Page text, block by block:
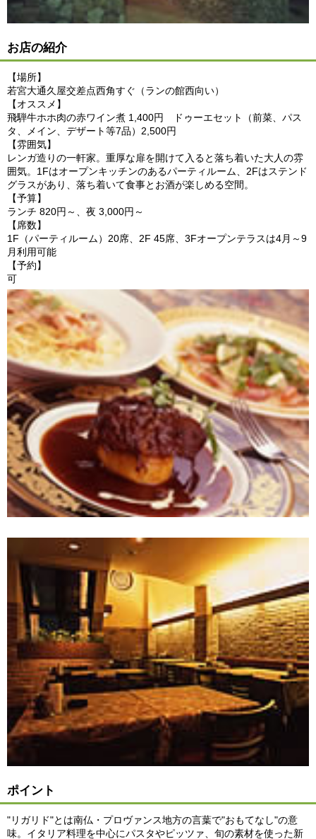
お店の紹介
【場所】
若宮大通久屋交差点西角すぐ（ランの館西向い）
【オススメ】
飛騨牛ホホ肉の赤ワイン煮 1,400円 ドゥーエセット（前菜、パス
タ、メイン、デザート等7品）2,500円
【雰囲気】
レンガ造りの一軒家。重厚な扉を開けて入ると落ち着いた大人の雰
囲気。1Fはオープンキッチンのあるパーティルーム、2Fはステンド
グラスがあり、落ち着いて食事とお酒が楽しめる空間。
【予算】
ランチ 820円～、夜 3,000円～
【席数】
1F（パーティルーム）20席、2F 45席、3Fオープンテラスは4月～9
月利用可能
【予約】
可
ポイント
"リガリド"とは南仏・プロヴァンス地方の言葉で"おもてなし"の意
味。イタリア料理を中心にパスタやピッツァ、旬の素材を使った新